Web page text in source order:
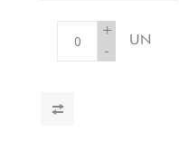
+
-
UN